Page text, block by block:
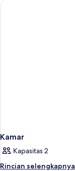
Kamar
Kapasitas 2
Rincian selengkapnya
Rincian